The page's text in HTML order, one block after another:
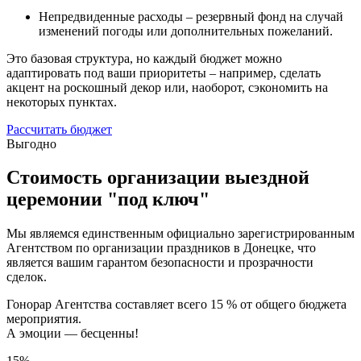
Непредвиденные расходы – резервный фонд на случай
изменений погоды или дополнительных пожеланий.
Это базовая структура, но каждый бюджет можно
адаптировать под ваши приоритеты – например, сделать
акцент на роскошный декор или, наоборот, сэкономить на
некоторых пунктах.
Рассчитать бюджет
Выгодно
Стоимость организации выездной
церемонии "под ключ"
Мы являемся единственным официально зарегистрированным
Агентством по организации праздников в Донецке, что
является вашим гарантом безопасности и прозрачности
сделок.
Гонорар Агентства составляет всего 15 % от общего бюджета
мероприятия.
А эмоции — бесценны!